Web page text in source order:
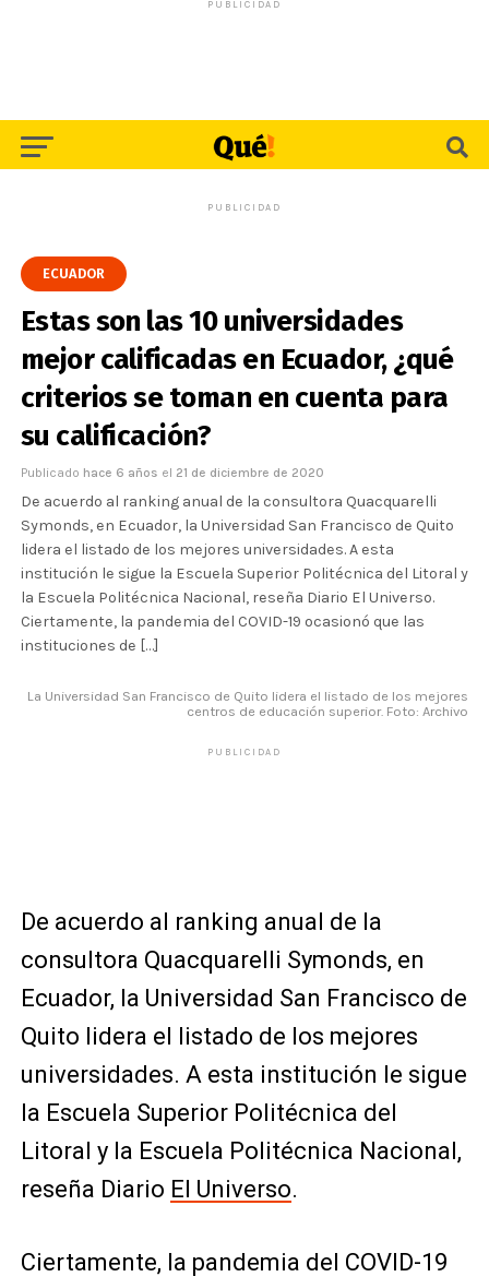
PUBLICIDAD
PUBLICIDAD
ECUADOR
Estas son las 10 universidades
mejor calificadas en Ecuador, ¿qué
criterios se toman en cuenta para
su calificación?
Publicado hace 6 años el 21 de diciembre de 2020
De acuerdo al ranking anual de la consultora Quacquarelli
Symonds, en Ecuador, la Universidad San Francisco de Quito
lidera el listado de los mejores universidades. A esta
institución le sigue la Escuela Superior Politécnica del Litoral y
la Escuela Politécnica Nacional, reseña Diario El Universo.
Ciertamente, la pandemia del COVID-19 ocasionó que las
instituciones de […]
La Universidad San Francisco de Quito lidera el listado de los mejores
centros de educación superior. Foto: Archivo
PUBLICIDAD
De acuerdo al ranking anual de la
consultora Quacquarelli Symonds, en
Ecuador, la Universidad San Francisco de
Quito lidera el listado de los mejores
universidades. A esta institución le sigue
la Escuela Superior Politécnica del
Litoral y la Escuela Politécnica Nacional,
reseña Diario El Universo.
Ciertamente, la pandemia del COVID-19